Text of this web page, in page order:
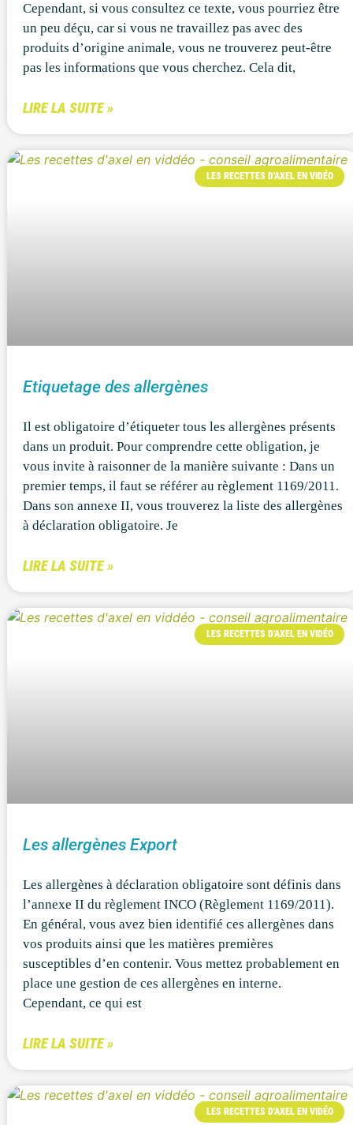
Cependant, si vous consultez ce texte, vous pourriez être
un peu déçu, car si vous ne travaillez pas avec des
produits d’origine animale, vous ne trouverez peut-être
pas les informations que vous cherchez. Cela dit,
LIRE LA SUITE »
LES RECETTES D'AXEL EN VIDÉO
Etiquetage des allergènes
Il est obligatoire d’étiqueter tous les allergènes présents
dans un produit. Pour comprendre cette obligation, je
vous invite à raisonner de la manière suivante : Dans un
premier temps, il faut se référer au règlement 1169/2011.
Dans son annexe II, vous trouverez la liste des allergènes
à déclaration obligatoire. Je
LIRE LA SUITE »
LES RECETTES D'AXEL EN VIDÉO
Les allergènes Export
Les allergènes à déclaration obligatoire sont définis dans
l’annexe II du règlement INCO (Règlement 1169/2011).
En général, vous avez bien identifié ces allergènes dans
vos produits ainsi que les matières premières
susceptibles d’en contenir. Vous mettez probablement en
place une gestion de ces allergènes en interne.
Cependant, ce qui est
LIRE LA SUITE »
LES RECETTES D'AXEL EN VIDÉO